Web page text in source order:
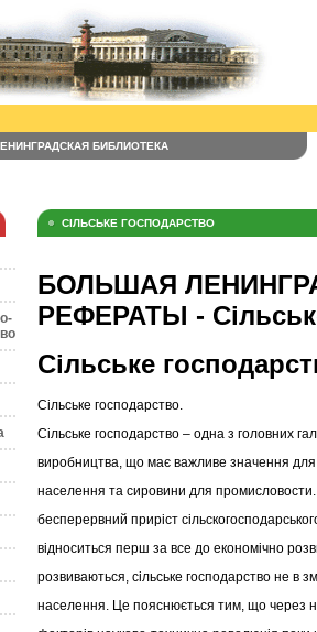
БИБЛИОТЕКА
СІЛЬСЬКЕ ГОСПОДАРСТВО
БОЛЬШАЯ
РЕФЕРАТЫ -
Сільське
Сільське господарство.
Сільське господарство – одна з головних
виробництва, що має важливе значення
населення та сировини для промисловости.
бесперервний приріст
відноситься перш за все до економічно
розвиваються, сільське господарство не в
населення. Це пояснюється тим, що через